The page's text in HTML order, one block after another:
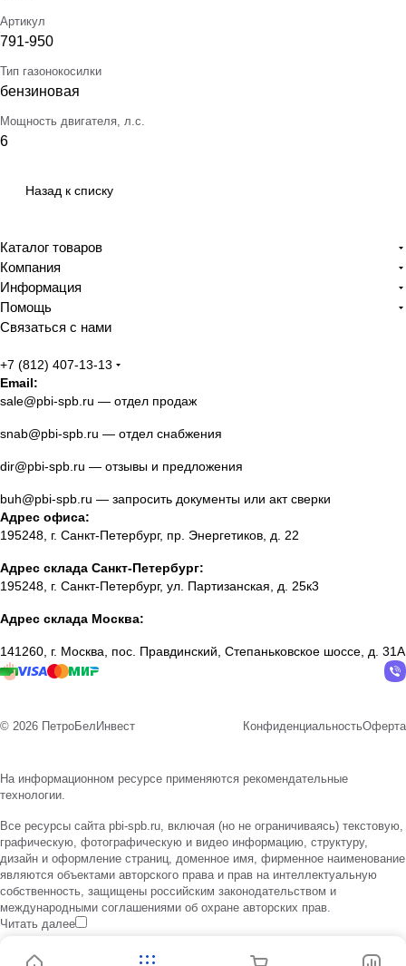
Артикул
791-950
Тип газонокосилки
бензиновая
Мощность двигателя, л.с.
6
Назад к списку
Каталог товаров
Компания
Информация
Помощь
Связаться с нами
+7 (812) 407-13-13
Email:
sale@pbi-spb.ru — отдел продаж
snab@pbi-spb.ru — отдел снабжения
dir@pbi-spb.ru — отзывы и предложения
buh@pbi-spb.ru — запросить документы или акт сверки
Адрес офиса:
195248, г. Санкт-Петербург, пр. Энергетиков, д. 22
Адрес склада Санкт-Петербург:
195248, г. Санкт-Петербург, ул. Партизанская, д. 25к3
Адрес склада Москва:
141260, г. Москва, пос. Правдинский, Степаньковское шоссе, д. 31А
© 2026 ПетроБелИнвест КонфиденциальностьОферта
На информационном ресурсе применяются рекомендательные
технологии.
Все ресурсы сайта pbi-spb.ru, включая (но не ограничиваясь) текстовую,
графическую, фотографическую и видео информацию, структуру,
дизайн и оформление страниц, доменное имя, фирменное наименование
являются объектами авторского права и прав на интеллектуальную
собственность, защищены российским законодательством и
международными соглашениями об охране авторских прав.
Читать далее